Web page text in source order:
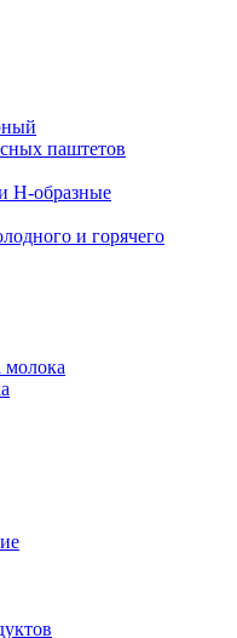
паштетов
H-образные
и горячего
молока